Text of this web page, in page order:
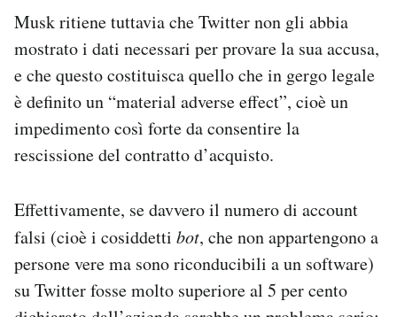
Musk ritiene tuttavia che Twitter non gli abbia
mostrato i dati necessari per provare la sua accusa,
e che questo costituisca quello che in gergo legale
è definito un “material adverse effect”, cioè un
impedimento così forte da consentire la
rescissione del contratto d’acquisto.
Effettivamente, se davvero il numero di account
falsi (cioè i cosiddetti bot, che non appartengono a
persone vere ma sono riconducibili a un software)
su Twitter fosse molto superiore al 5 per cento